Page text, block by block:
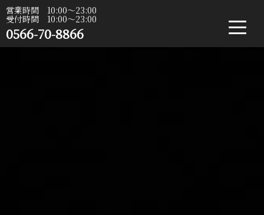
営業時間 10:00〜23:00
受付時間 10:00〜23:00
0566-70-8866